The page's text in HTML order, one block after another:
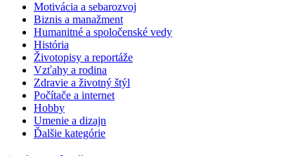
Motivácia a sebarozvoj
Biznis a manažment
Humanitné a spoločenské vedy
História
Životopisy a reportáže
Vzťahy a rodina
Zdravie a životný štýl
Počítače a internet
Hobby
Umenie a dizajn
Ďalšie kategórie